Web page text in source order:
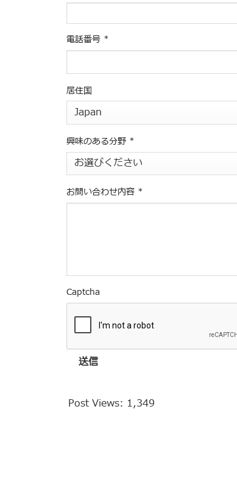
電話番号 *
居住国
興味のある分野 *
お問い合わせ内容 *
Captcha
送信
Post Views: 1,349